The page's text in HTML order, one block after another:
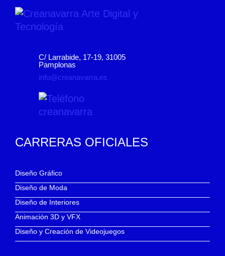
C/ Larrabide, 17-19, 31005
Pamplonas
info@creanavarra.es
CARRERAS OFICIALES
Diseño Gráfico
Diseño de Moda
Diseño de Interiores
Animación 3D y VFX
Diseño y Creación de Videojuegos